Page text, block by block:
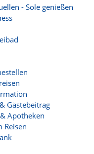
- Sole genießen
Gästebeitrag
Apotheken
Reisen